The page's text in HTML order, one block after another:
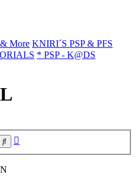
More KNIRI´S PSP & PFS
* PSP - K@DS
Suche